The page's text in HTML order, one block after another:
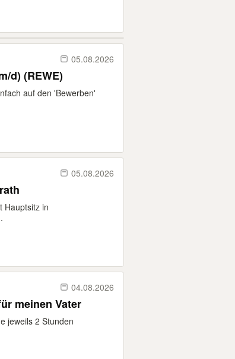
05.08.2026
d) (REWE)
auf den 'Bewerben'
05.08.2026
Hauptsitz in
04.08.2026
meinen Vater
jeweils 2 Stunden